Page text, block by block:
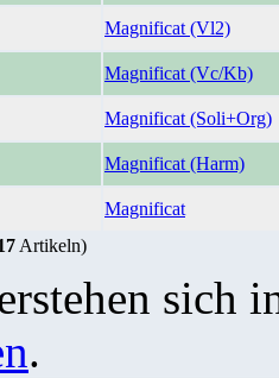
Magnificat (Vl2)
Magnificat (Vc/Kb)
Magnificat (Soli+Org)
Magnificat (Harm)
Magnificat
Artikeln)
sich
.